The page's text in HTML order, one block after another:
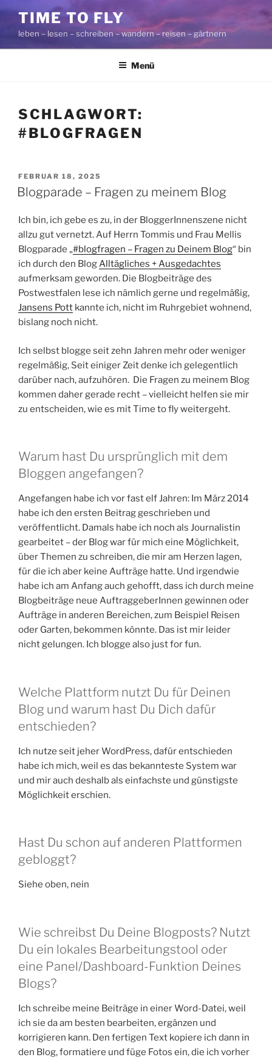
Zum
Inhalt
springen
TIME TO FLY
leben – lesen – schreiben – wandern – reisen – gärtnern
Menü
SCHLAGWORT:
#BLOGFRAGEN
VERÖFFENTLICHT
AM
FEBRUAR 18, 2025
Blogparade – Fragen zu meinem Blog
Ich bin, ich gebe es zu, in der BloggerInnenszene nicht
allzu gut vernetzt. Auf Herrn Tommis und Frau Mellis
Blogparade „#blogfragen – Fragen zu Deinem Blog“ bin
ich durch den BlogAlltägliches + Ausgedachtes
aufmerksam geworden. Die Blogbeiträge des
Postwestfalen lese ich nämlich gerne und regelmäßig,
Jansens Pott kannte ich, nicht im Ruhrgebiet wohnend,
bislang noch nicht.
Ich selbst blogge seit zehn Jahren mehr oder weniger
regelmäßig, Seit einiger Zeit denke ich gelegentlich
darüber nach, aufzuhören. Die Fragen zu meinem Blog
kommen daher gerade recht – vielleicht helfen sie mir
zu entscheiden, wie es mit Time to fly weitergeht.
Warum hast Du ursprünglich mit dem
Bloggen angefangen?
Angefangen habe ich vor fast elf Jahren: Im März 2014
habe ich den ersten Beitrag geschrieben und
veröffentlicht. Damals habe ich noch als Journalistin
gearbeitet – der Blog war für mich eine Möglichkeit,
über Themen zu schreiben, die mir am Herzen lagen,
für die ich aber keine Aufträge hatte. Und irgendwie
habe ich am Anfang auch gehofft, dass ich durch meine
Blogbeiträge neue AuftraggeberInnen gewinnen oder
Aufträge in anderen Bereichen, zum Beispiel Reisen
oder Garten, bekommen könnte. Das ist mir leider
nicht gelungen. Ich blogge also just for fun.
Welche Plattform nutzt Du für Deinen
Blog und warum hast Du Dich dafür
entschieden?
Ich nutze seit jeher WordPress, dafür entschieden
habe ich mich, weil es das bekannteste System war
und mir auch deshalb als einfachste und günstigste
Möglichkeit erschien.
Hast Du schon auf anderen Plattformen
gebloggt?
Siehe oben, nein
Wie schreibst Du Deine Blogposts? Nutzt
Du ein lokales Bearbeitungstool oder
eine Panel/Dashboard-Funktion Deines
Blogs?
Ich schreibe meine Beiträge in einer Word-Datei, weil
ich sie da am besten bearbeiten, ergänzen und
korrigieren kann. Den fertigen Text kopiere ich dann in
den Blog, formatiere und füge Fotos ein, die ich vorher